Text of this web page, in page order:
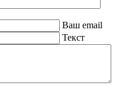
Ваш email
Текст